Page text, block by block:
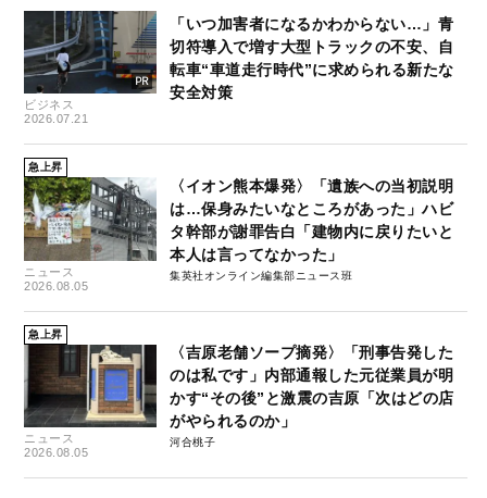
ビジネス
2026.07.21
「いつ加害者になるかわからない…」青
切符導入で増す大型トラックの不安、自
転車“車道走行時代”に求められる新たな
安全対策
急上昇
ニュース
2026.08.05
〈イオン熊本爆発〉「遺族への当初説明
は…保身みたいなところがあった」ハビ
タ幹部が謝罪告白「建物内に戻りたいと
本人は言ってなかった」
集英社オンライン編集部ニュース班
急上昇
ニュース
2026.08.05
〈吉原老舗ソープ摘発〉「刑事告発した
のは私です」内部通報した元従業員が明
かす“その後”と激震の吉原「次はどの店
がやられるのか」
河合桃子